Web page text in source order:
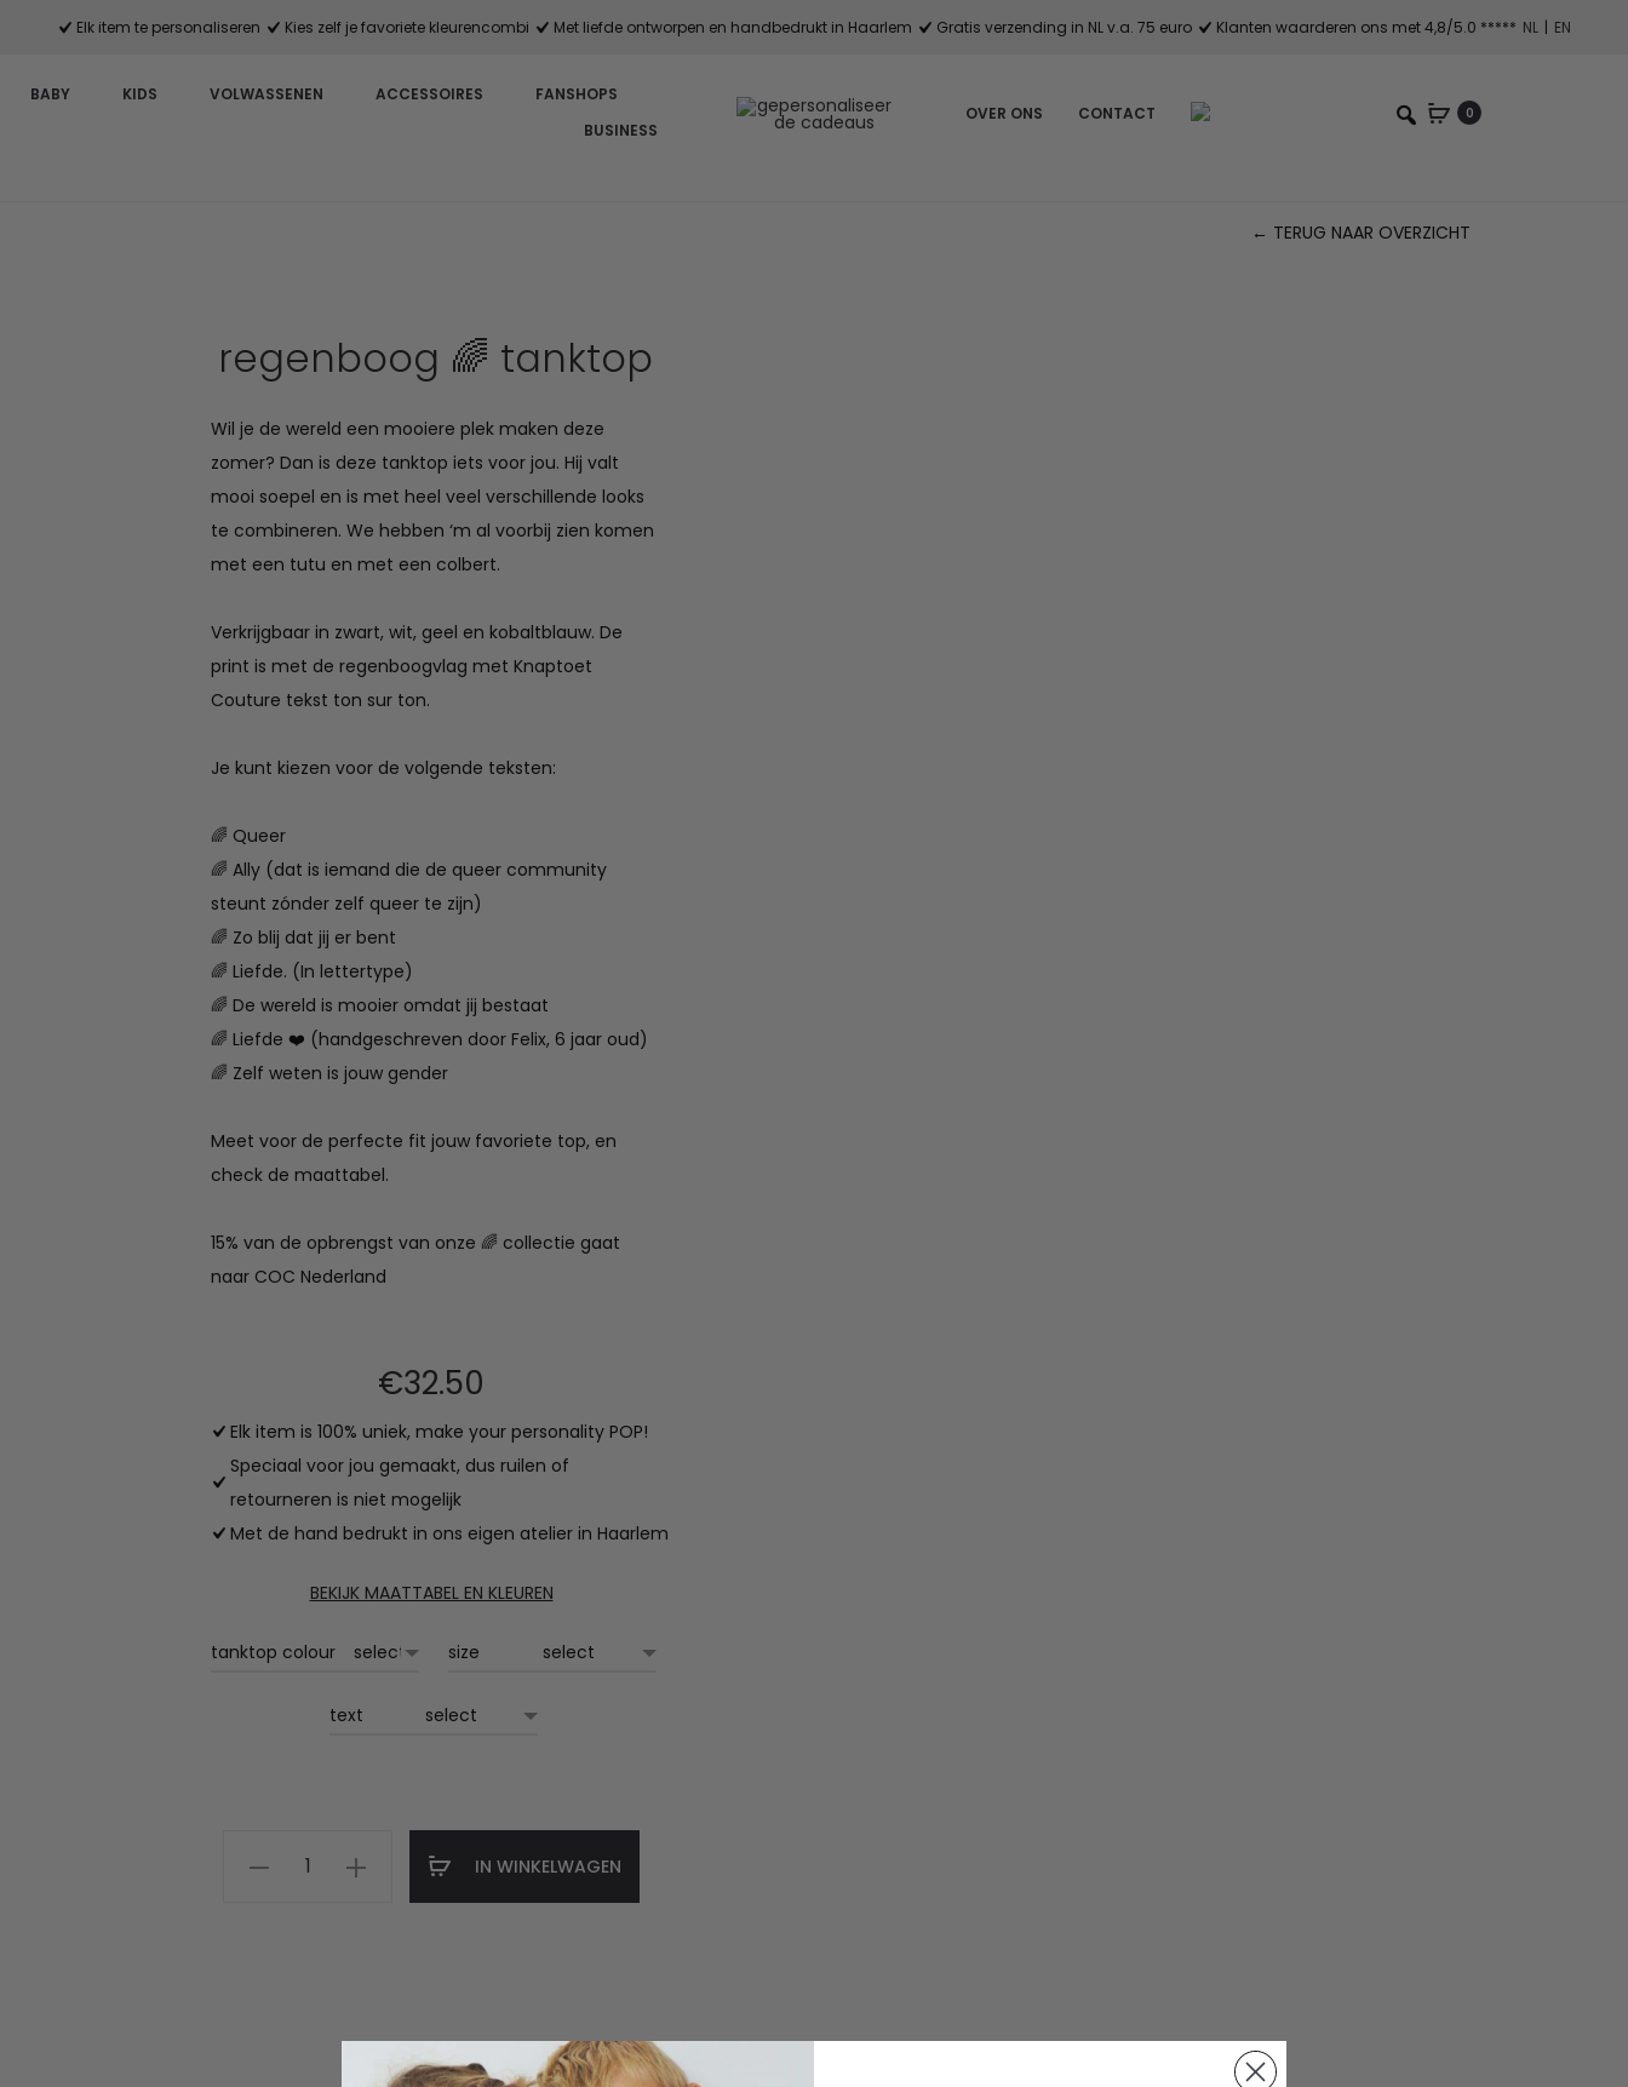
Elk item te personaliseren Kies zelf je favoriete kleurencombi Met liefde ontworpen en handbedrukt in Haarlem Gratis verzending in NL v.a. 75 euro Klanten waarderen ons met 4,8/5.0 ***** NL | EN
BABY KIDS VOLWASSENEN ACCESSOIRES
FANSHOPS
BUSINESS
OVER ONS CONTACT 0
← TERUG NAAR OVERZICHT
regenboog 🌈 tanktop
Wil je de wereld een mooiere plek maken deze
zomer? Dan is deze tanktop iets voor jou. Hij valt
mooi soepel en is met heel veel verschillende looks
te combineren. We hebben ‘m al voorbij zien komen
met een tutu en met een colbert.
Verkrijgbaar in zwart, wit, geel en kobaltblauw. De
print is met de regenboogvlag met Knaptoet
Couture tekst ton sur ton.
Je kunt kiezen voor de volgende teksten:
🌈 Queer
🌈 Ally (dat is iemand die de queer community
steunt zónder zelf queer te zijn)
🌈 Zo blij dat jij er bent
🌈 Liefde. (In lettertype)
🌈 De wereld is mooier omdat jij bestaat
🌈 Liefde ❤️ (handgeschreven door Felix, 6 jaar oud)
🌈 Zelf weten is jouw gender
Meet voor de perfecte fit jouw favoriete top, en
check de maattabel.
15% van de opbrengst van onze 🌈 collectie gaat
naar COC Nederland
€32.50
Elk item is 100% uniek, make your personality POP!
Speciaal voor jou gemaakt, dus ruilen of
retourneren is niet mogelijk
Met de hand bedrukt in ons eigen atelier in Haarlem
BEKIJK MAATTABEL EN KLEUREN
tanktop colour size
text
regenboog
IN WINKELWAGEN